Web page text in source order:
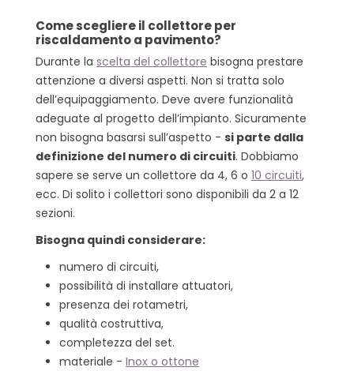
Come scegliere il collettore per
riscaldamento a pavimento?
Durante la scelta del collettore bisogna prestare
attenzione a diversi aspetti. Non si tratta solo
dell’equipaggiamento. Deve avere funzionalità
adeguate al progetto dell’impianto. Sicuramente
non bisogna basarsi sull’aspetto - si parte dalla
definizione del numero di circuiti. Dobbiamo
sapere se serve un collettore da 4, 6 o 10 circuiti,
ecc. Di solito i collettori sono disponibili da 2 a 12
sezioni.
Bisogna quindi considerare:
numero di circuiti,
possibilità di installare attuatori,
presenza dei rotametri,
qualità costruttiva,
completezza del set.
materiale - Inox o ottone